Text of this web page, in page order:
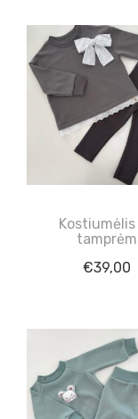
Kostiumėlis
tamprėm
€39,00